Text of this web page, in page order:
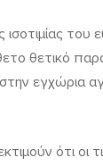
του
θετικό
εγχώρια
ότι οι